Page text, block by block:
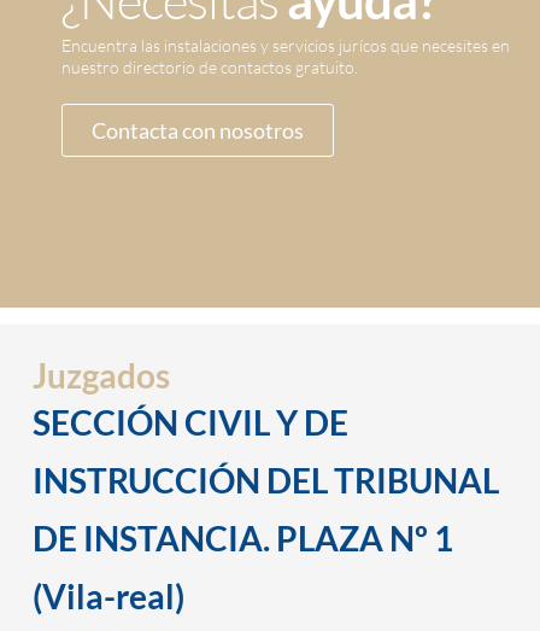
Encuentra las instalaciones y servicios jurícos que necesites en
nuestro directorio de contactos gratuito.
Contacta con nosotros
Juzgados
SECCIÓN CIVIL Y DE
INSTRUCCIÓN DEL TRIBUNAL
DE INSTANCIA. PLAZA Nº 1
(Vila-real)